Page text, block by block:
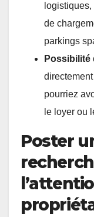
de
parkings
Possibilité
pourriez
le loyer ou
Poster